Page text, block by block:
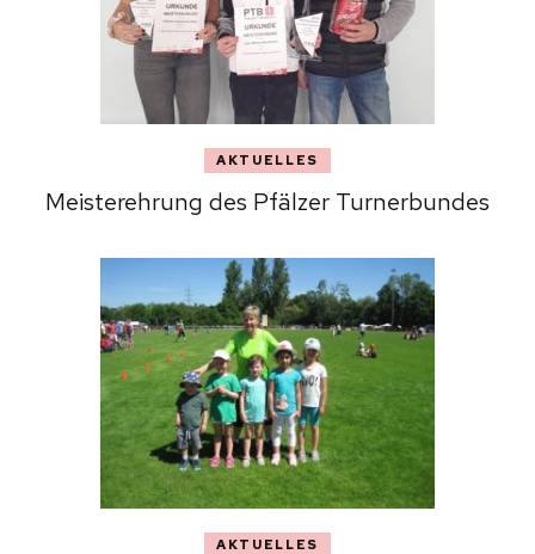
AKTUELLES
Meisterehrung des Pfälzer Turnerbundes
AKTUELLES